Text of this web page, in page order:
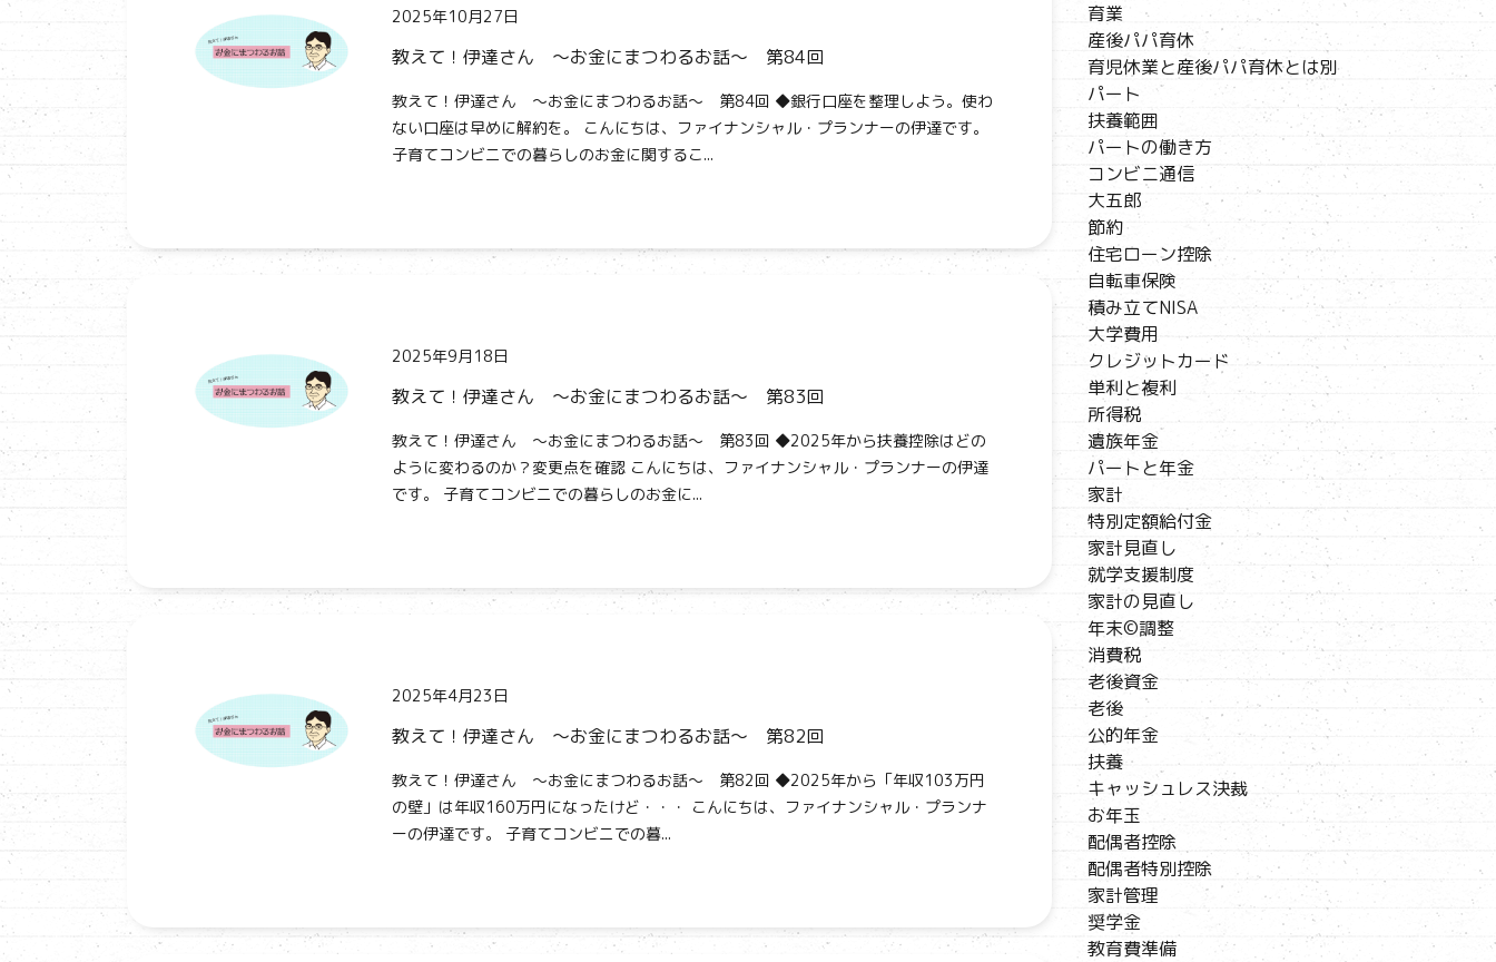
2025年10月27日
教えて！伊達さん ～お金にまつわるお話～ 第84回
教えて！伊達さん ～お金にまつわるお話～ 第84回 ◆銀行口座を整理しよう。使わ
ない口座は早めに解約を。 こんにちは、ファイナンシャル・プランナーの伊達です。
子育てコンビニでの暮らしのお金に関するこ...
2025年9月18日
教えて！伊達さん ～お金にまつわるお話～ 第83回
教えて！伊達さん ～お金にまつわるお話～ 第83回 ◆2025年から扶養控除はどの
ように変わるのか？変更点を確認 こんにちは、ファイナンシャル・プランナーの伊達
です。 子育てコンビニでの暮らしのお金に...
2025年4月23日
教えて！伊達さん ～お金にまつわるお話～ 第82回
教えて！伊達さん ～お金にまつわるお話～ 第82回 ◆2025年から「年収103万円
の壁」は年収160万円になったけど・・・ こんにちは、ファイナンシャル・プランナ
ーの伊達です。 子育てコンビニでの暮...
育業
産後パパ育休
育児休業と産後パパ育休とは別
パート
扶養範囲
パートの働き方
コンビニ通信
大五郎
節約
住宅ローン控除
自転車保険
積み立てNISA
大学費用
クレジットカード
単利と複利
所得税
遺族年金
パートと年金
家計
特別定額給付金
家計見直し
就学支援制度
家計の見直し
年末©調整
消費税
老後資金
老後
公的年金
扶養
キャッシュレス決裁
お年玉
配偶者控除
配偶者特別控除
家計管理
奨学金
教育費準備